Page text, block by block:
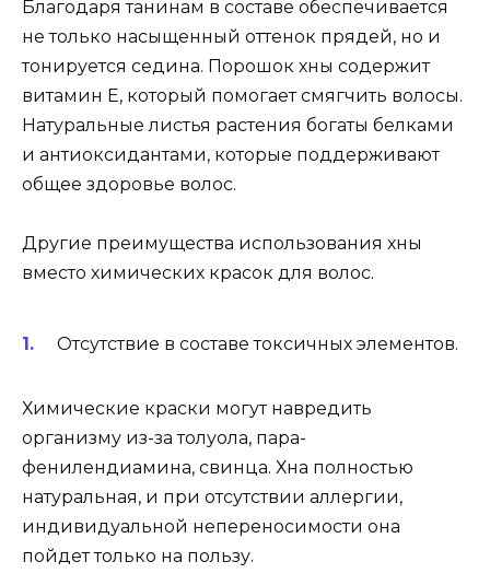
Благодаря танинам в составе обеспечивается
не только насыщенный оттенок прядей, но и
тонируется седина. Порошок хны содержит
витамин Е, который помогает смягчить волосы.
Натуральные листья растения богаты белками
и антиоксидантами, которые поддерживают
общее здоровье волос.
Другие преимущества использования хны
вместо химических красок для волос.
Отсутствие в составе токсичных элементов.
Химические краски могут навредить
организму из-за толуола, пара-
фенилендиамина, свинца. Хна полностью
натуральная, и при отсутствии аллергии,
индивидуальной непереносимости она
пойдет только на пользу.